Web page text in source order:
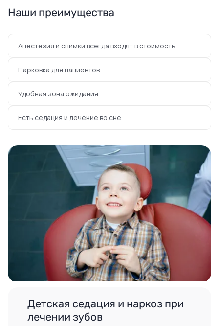
Наши преимущества
Анестезия и снимки всегда входят в стоимость
Парковка для пациентов
Удобная зона ожидания
Есть седация и лечение во сне
Детская седация и наркоз при
лечении зубов